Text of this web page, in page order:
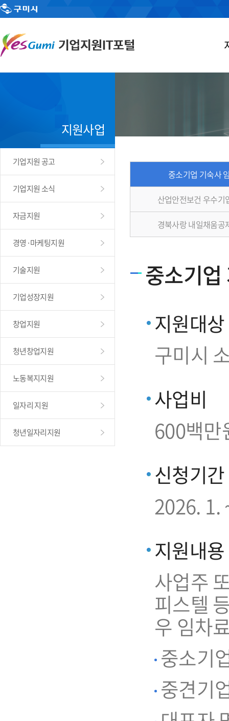
지원사업
기업지원 공고
기업지원 소식
자금지원
경영·마케팅지원
기술지원
기업성장지원
창업지원
청년창업지원
노동복지지원
일자리 지원
청년일자리지원
중소기업 기숙사
산업안전보건 우수기
경북사랑 내일채움공
중소기
지원대상
구미시
사업비
600백만
신청기간
2026. 1.
지원내용
사업주
피스텔
우 임차
중소기
중견기